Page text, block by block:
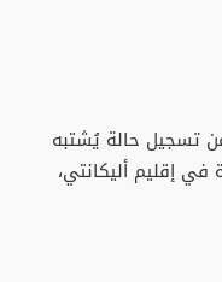
تسجيل حالة يُشتبه
إقليم أليكانتي،